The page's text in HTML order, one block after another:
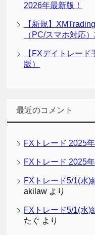
2026年最新版！
【新規】
（PC/スマホ対応
【FXデイトレー
版）
最近のコメント
FXトレード 2025
FXトレード 2025
FXトレード5/1(水)
akilaw より
FXトレード5/1(水)
たぐ より